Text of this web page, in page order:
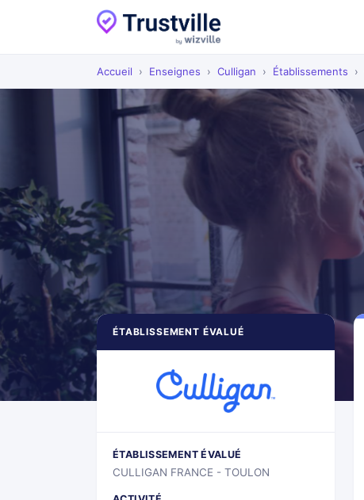
Accueil › Enseignes › Culligan › Établissements ›
ÉTABLISSEMENT ÉVALUÉ
ÉTABLISSEMENT ÉVALUÉ
CULLIGAN FRANCE - TOULON